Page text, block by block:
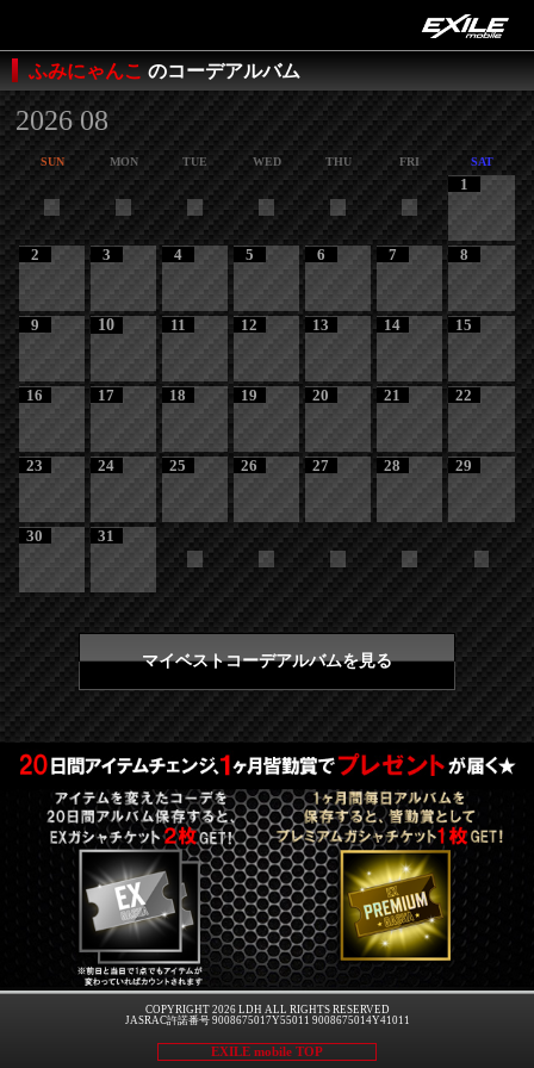
ふみにゃんこ のコーデアルバム
2026 08
SUN MON TUE WED THU FRI SAT
1
2 3 4 5 6 7 8
9 10 11 12 13 14 15
16 17 18 19 20 21 22
23 24 25 26 27 28 29
30 31
マイベストコーデアルバムを見る
COPYRIGHT 2026 LDH ALL RIGHTS RESERVED
JASRAC許諾番号 9008675017Y55011 9008675014Y41011
EXILE mobile TOP